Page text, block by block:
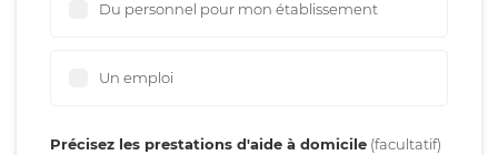
Du personnel pour mon établissement
Un emploi
Précisez les prestations d'aide à domicile